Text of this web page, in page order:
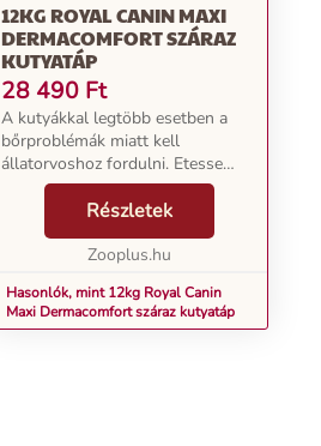
12KG ROYAL CANIN MAXI
DERMACOMFORT SZÁRAZ
KUTYATÁP
28 490 Ft
A kutyákkal legtöbb esetben a
bőrproblémák miatt kell
állatorvoshoz fordulni. Etesse
háziállatát érzékeny bőrének
ápolására és egészségének
megőrzésére speciálisan
kifejlesztett, jó minőségű
Részletek
Zooplus.hu
Hasonlók, mint 12kg Royal Canin
Maxi Dermacomfort száraz kutyatáp